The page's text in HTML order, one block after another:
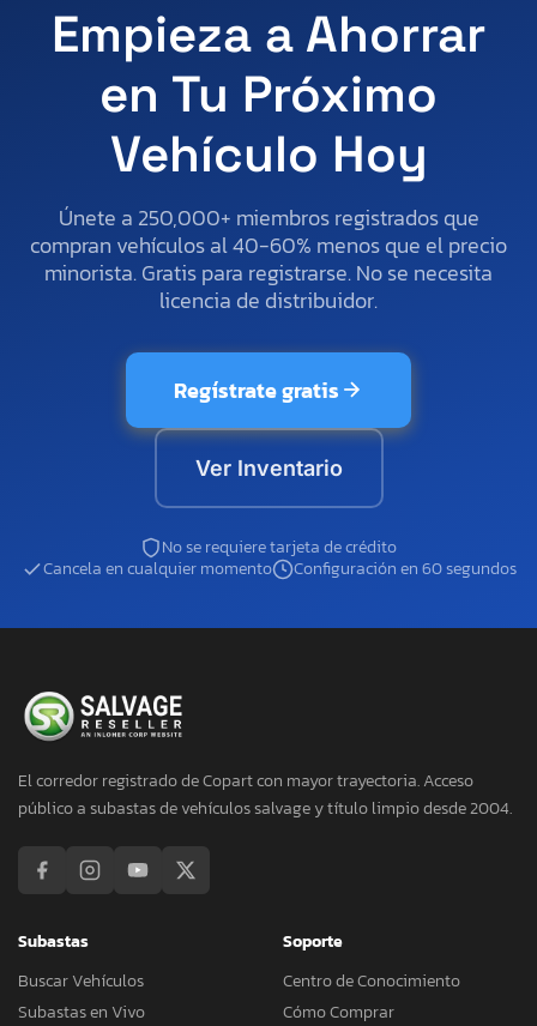
Empieza a Ahorrar
en Tu Próximo
Vehículo Hoy
Únete a 250,000+ miembros registrados que
compran vehículos al 40-60% menos que el precio
minorista. Gratis para registrarse. No se necesita
licencia de distribuidor.
Regístrate gratis
Ver Inventario
No se requiere tarjeta de crédito
Cancela en cualquier momento
Configuración en 60 segundos
El corredor registrado de Copart con mayor trayectoria. Acceso
público a subastas de vehículos salvage y título limpio desde 2004.
Subastas
Buscar Vehículos
Subastas en Vivo
Soporte
Centro de Conocimiento
Cómo Comprar